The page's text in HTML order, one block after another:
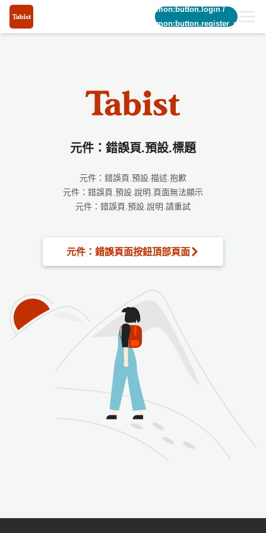
common:button.login/
common:button.register_short
元件：錯誤頁.預設.標題
元件：錯誤頁.預設.描述.抱歉
元件：錯誤頁.預設.說明.頁面無法顯示
元件：錯誤頁.預設.說明.請重試
元件：錯誤頁面按鈕頂部頁面